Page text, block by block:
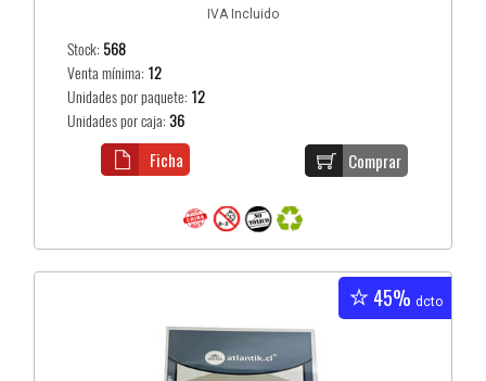
IVA Incluido
Stock: 568
Venta mínima: 12
Unidades por paquete: 12
Unidades por caja:36
Comprar
Ficha
45% dcto